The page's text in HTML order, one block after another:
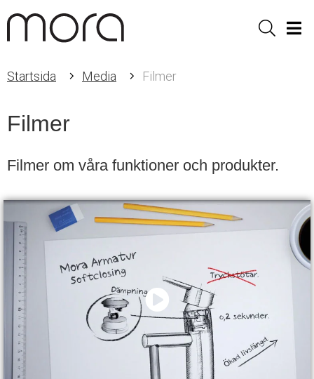
Sök
Startsida Media Filmer
Filmer
Filmer om våra funktioner och produkter.